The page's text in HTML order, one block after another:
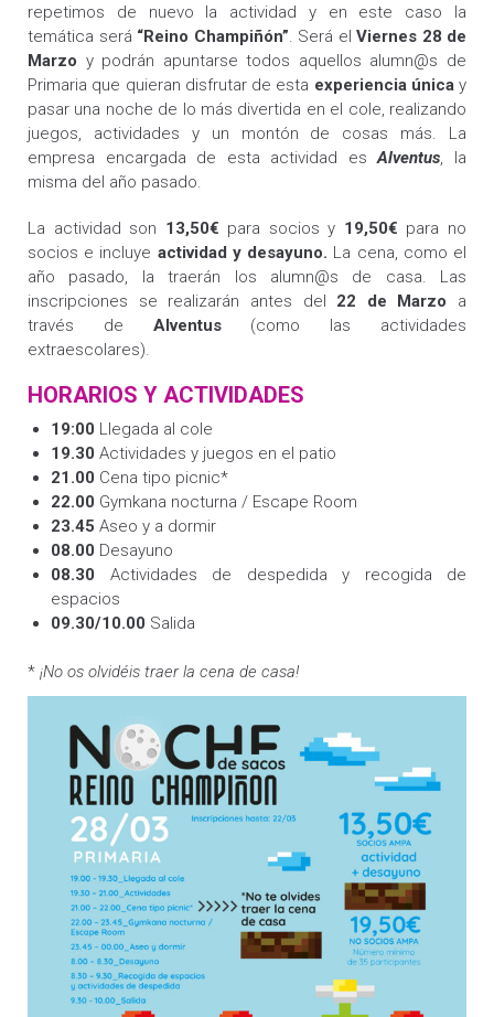
repetimos de nuevo la actividad y en este caso la
temática será “Reino Champiñón”. Será el Viernes 28 de
Marzo y podrán apuntarse todos aquellos alumn@s de
Primaria que quieran disfrutar de esta experiencia únicay
pasar una noche de lo más divertida en el cole, realizando
juegos, actividades y un montón de cosas más. La
empresa encargada de esta actividad esAlventus, la
misma del año pasado.
La actividad son 13,50€ para socios y 19,50€ para no
socios e incluye actividad y desayuno. La cena, como el
año pasado, la traerán los alumn@s de casa. Las
inscripciones se realizarán antes del 22 de Marzo a
través de Alventus(como las actividades
extraescolares).
HORARIOS Y ACTIVIDADES
19:00 Llegada al cole
19.30 Actividades y juegos en el patio
21.00 Cena tipo picnic*
22.00 Gymkana nocturna / Escape Room
23.45 Aseo y a dormir
08.00 Desayuno
08.30 Actividades de despedida y recogida de
espacios
09.30/10.00 Salida
* ¡No os olvidéis traer la cena de casa!